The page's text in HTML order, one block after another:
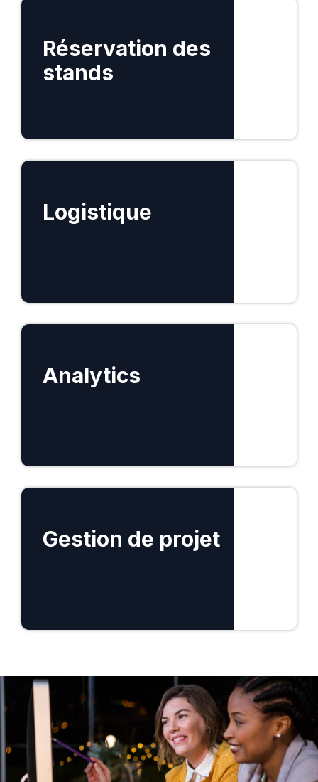
Réservation des
stands
Logistique
Analytics
Gestion de projet